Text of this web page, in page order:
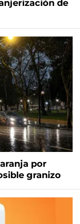
de
por
granizo